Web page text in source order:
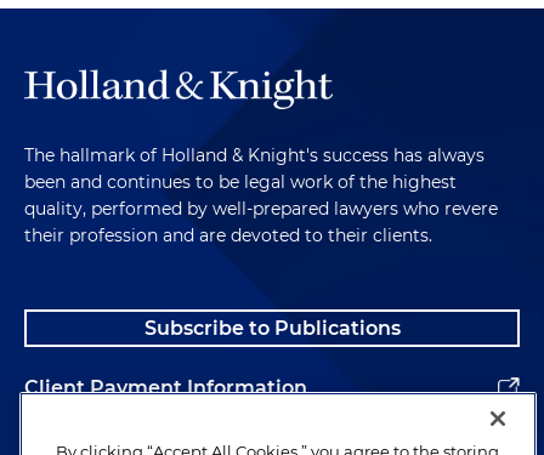
The hallmark of Holland & Knight's success has always
been and continues to be legal work of the highest
quality, performed by well-prepared lawyers who revere
their profession and are devoted to their clients.
Subscribe to Publications
Client Payment Information
Alumni